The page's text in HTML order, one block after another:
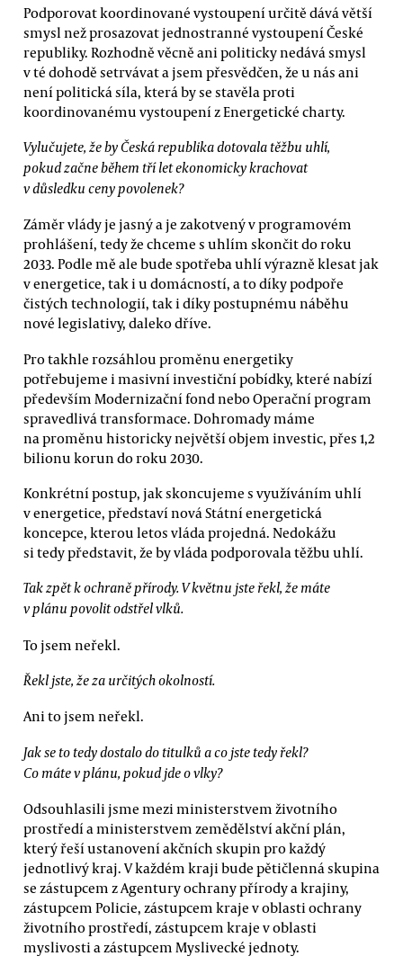
Podporovat koordinované vystoupení určitě dává větší
smysl než prosazovat jednostranné vystoupení České
republiky. Rozhodně věcně ani politicky nedává smysl
v té dohodě setrvávat a jsem přesvědčen, že u nás ani
není politická síla, která by se stavěla proti
koordinovanému vystoupení z Energetické charty.
Vylučujete, že by Česká republika dotovala těžbu uhlí,
pokud začne během tří let ekonomicky krachovat
v důsledku ceny povolenek?
Záměr vlády je jasný a je zakotvený v programovém
prohlášení, tedy že chceme s uhlím skončit do roku
2033. Podle mě ale bude spotřeba uhlí výrazně klesat jak
v energetice, tak i u domácností, a to díky podpoře
čistých technologií, tak i díky postupnému náběhu
nové legislativy, daleko dříve.
Pro takhle rozsáhlou proměnu energetiky
potřebujeme i masivní investiční pobídky, které nabízí
především Modernizační fond nebo Operační program
spravedlivá transformace. Dohromady máme
na proměnu historicky největší objem investic, přes 1,2
bilionu korun do roku 2030.
Konkrétní postup, jak skoncujeme s využíváním uhlí
v energetice, představí nová Státní energetická
koncepce, kterou letos vláda projedná. Nedokážu
si tedy představit, že by vláda podporovala těžbu uhlí.
Tak zpět k ochraně přírody. V květnu jste řekl, že máte
v plánu povolit odstřel vlků.
To jsem neřekl.
Řekl jste, že za určitých okolností.
Ani to jsem neřekl.
Jak se to tedy dostalo do titulků a co jste tedy řekl?
Co máte v plánu, pokud jde o vlky?
Odsouhlasili jsme mezi ministerstvem životního
prostředí a ministerstvem zemědělství akční plán,
který řeší ustanovení akčních skupin pro každý
jednotlivý kraj. V každém kraji bude pětičlenná skupina
se zástupcem z Agentury ochrany přírody a krajiny,
zástupcem Policie, zástupcem kraje v oblasti ochrany
životního prostředí, zástupcem kraje v oblasti
myslivosti a zástupcem Myslivecké jednoty.